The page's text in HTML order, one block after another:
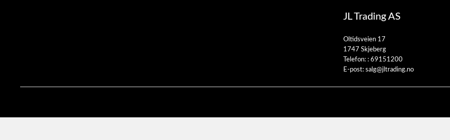
JL Trading AS
Oltidsveien 17
1747 Skjeberg
Telefon: : 69151200
E-post: salg@jltrading.no